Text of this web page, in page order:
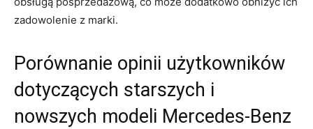
zadowolenie ‍z marki.
Porównanie opinii użytkowników
⁤dotyczących starszych i
nowszych‌ modeli⁢ Mercedes-Benz